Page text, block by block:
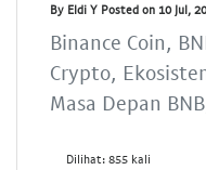
By Eldi Y Posted on 10 Jul,
Binance Coin,
Crypto,
Masa Depan
Dilihat: 855 kali